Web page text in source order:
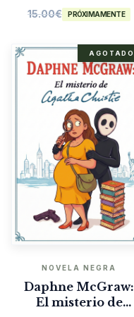
15.00€ PRÓXIMAMENTE
AGOTADO
NOVELA NEGRA
Daphne McGraw:
El misterio de